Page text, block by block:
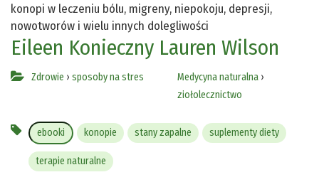
konopi w leczeniu bólu, migreny, niepokoju, depresji,
nowotworów i wielu innych dolegliwości
Eileen Konieczny Lauren Wilson
Zdrowie › sposoby na stres Medycyna naturalna›
ziołolecznictwo
ebooki konopie stany zapalne suplementy diety
terapie naturalne